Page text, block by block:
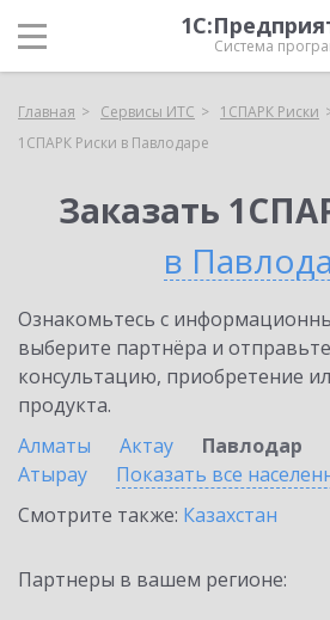
Система
Главная Сервисы ИТС
1СПАРК Риски
1СПАРК Риски в Павлодаре
Заказать
в
Ознакомьтесь с
выберите партнёра и
консультацию, приобретение
продукта.
Алматы
Актау Павлодар
Атырау
Показать все
Смотрите также: Казахстан
Партнеры в вашем регионе: